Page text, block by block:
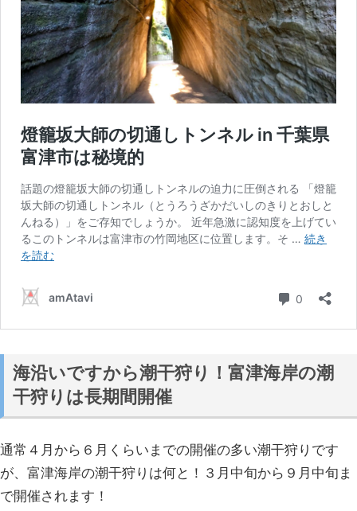
海沿いですから潮干狩り！富津海岸の潮
干狩りは長期間開催
通常４月から６月くらいまでの開催の多い潮干狩りです
が、富津海岸の潮干狩りは何と！３月中旬から９月中旬ま
で開催されます！